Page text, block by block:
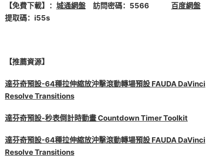
【免費下載】： 城通網盤 訪問密碼：5566 百度網盤
提取碼：i55s
【推薦資源】
達芬奇預設-64種拉伸縮放沖擊滾動轉場預設 FAUDA DaVinci
Resolve Transitions
達芬奇預設-秒表倒計時動畫 Countdown Timer Toolkit
達芬奇預設-64種拉伸縮放沖擊滾動轉場預設 FAUDA DaVinci
Resolve Transitions